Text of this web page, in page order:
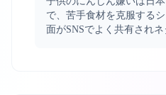
で、苦手食材を克服する
面がSNSでよく共有されネ